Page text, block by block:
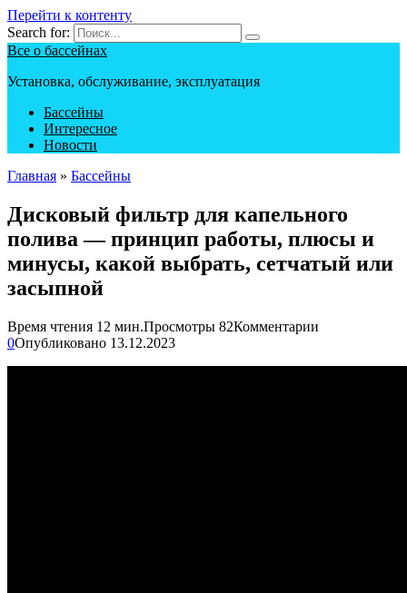
Перейти к контенту
Search for:
Все о бассейнах
Установка, обслуживание, эксплуатация
Бассейны
Интересное
Новости
Главная » Бассейны
Дисковый фильтр для капельного
полива — принцип работы, плюсы и
минусы, какой выбрать, сетчатый или
засыпной
Время чтения 12 мин.Просмотры 82Комментарии
0Опубликовано 13.12.2023